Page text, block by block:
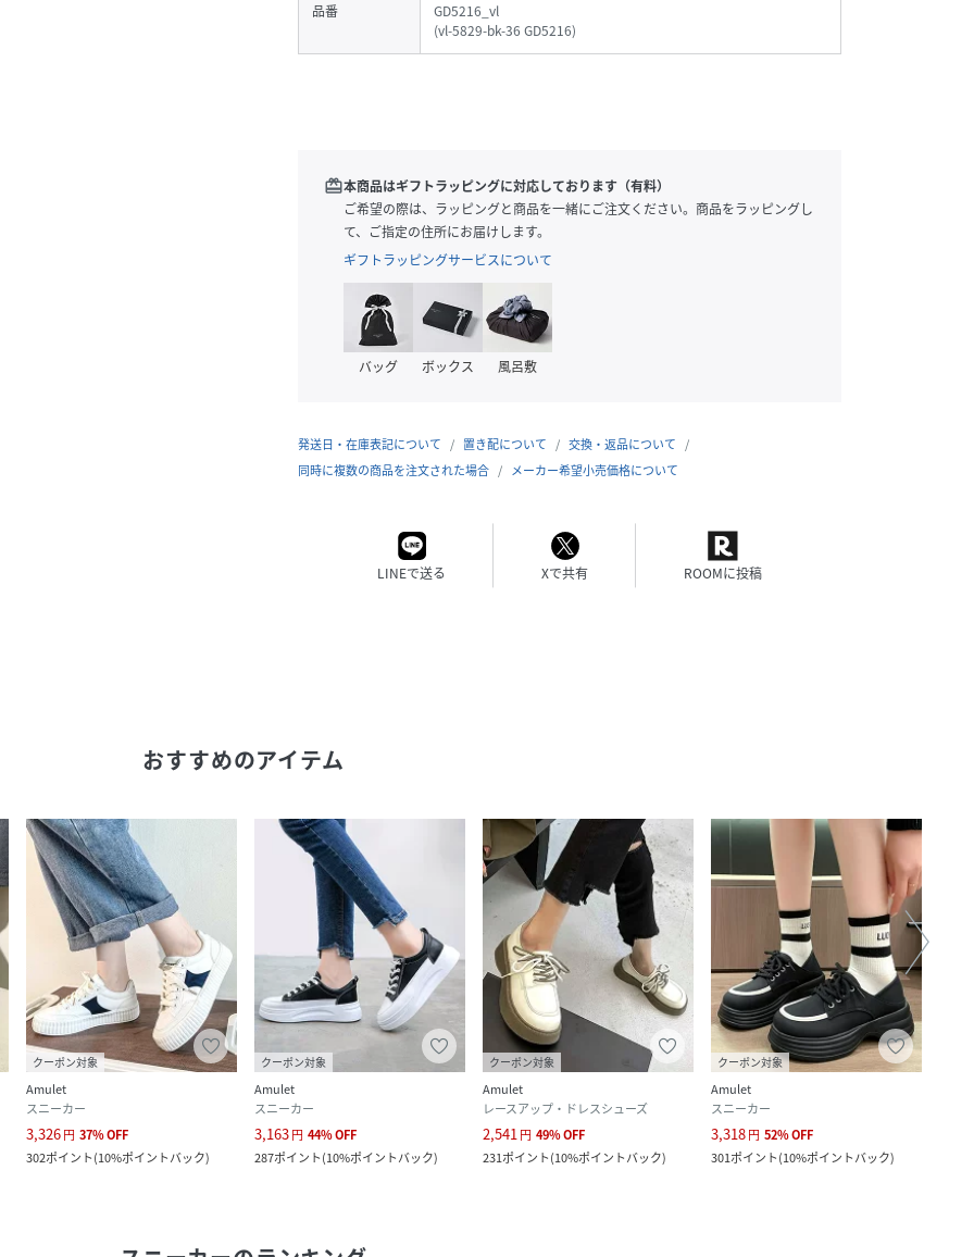
品番
GD5216_vl
(vl-5829-bk-36 GD5216)
redeem本商品はギフトラッピングに対応しております（有料）
ご希望の際は、ラッピングと商品を一緒にご注文ください。商品をラッピングし
て、ご指定の住所にお届けします。
ギフトラッピングサービスについて
バッグ ボックス 風呂敷
発送日・在庫表記について 置き配について
交換・返品について
同時に複数の商品を注文された場合
メーカー希望小売価格について
LINEで送る Xで共有 ROOMに投稿
おすすめのアイテム
クーポン対象
Amulet
スニーカー
3,326円 37%OFF
302ポイント(10%ポイントバック)
クーポン対象
Amulet
スニーカー
3,163円 44%OFF
287ポイント(10%ポイントバック)
クーポン対象
Amulet
レースアップ・ドレスシューズ
2,541円 49%OFF
231ポイント(10%ポイントバック)
クーポン対象
Amulet
スニーカー
3,318円 52%OFF
301ポイント(10%ポイントバック)